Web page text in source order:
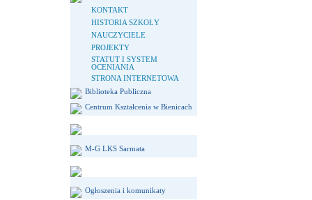
KONTAKT
HISTORIA SZKOŁY
NAUCZYCIELE
PROJEKTY
STATUT I SYSTEM
OCENIANIA
STRONA INTERNETOWA
Biblioteka Publiczna
Centrum Kształcenia w Bienicach
M-G LKS Sarmata
Ogłoszenia i komunikaty